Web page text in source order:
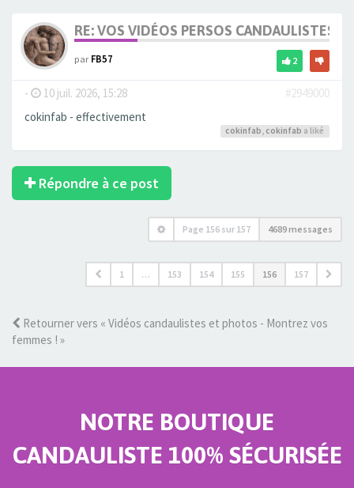
RE: VOS VIDÉOS PERSOS CANDAULISTES
parFB57 2
- 10 juil. 2026, 15:28
#2949000
cokinfab - effectivement
cokinfab, cokinfab a liké
Répondre à ce post
Page 156 sur 157 4689 messages
1 … 153 154 155 156 157
Retourner vers « Vidéos candaulistes et photos - Montrez vos
femmes ! »
NOTRE BOUTIQUE
CANDAULISTE 100% SÉCURISÉE